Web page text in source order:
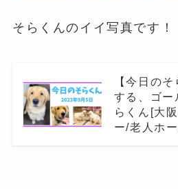
そらくんのイイ写真です！
【今日の
する、ゴー
らくん[大
ー/老人ホ